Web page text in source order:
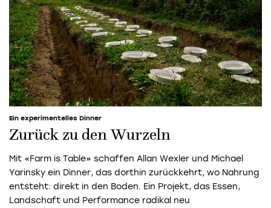
Ein experimentelles Dinner
Zurück zu den Wurzeln
Mit «Farm is Table» schaffen Allan Wexler und Michael
Yarinsky ein Dinner, das dorthin zurückkehrt, wo Nahrung
entsteht: direkt in den Boden. Ein Projekt, das Essen,
Landschaft und Performance radikal neu